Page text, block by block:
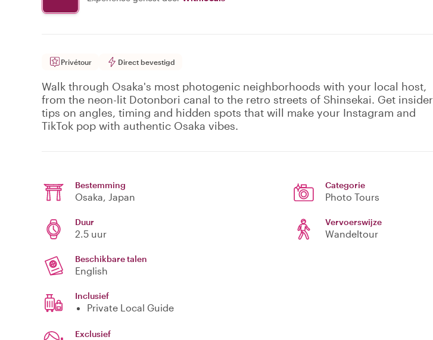
Privétour Direct bevestigd
Walk through Osaka's most photogenic neighborhoods with your local host,
from the neon-lit Dotonbori canal to the retro streets of Shinsekai. Get insider
tips on angles, timing and hidden spots that will make your Instagram and
TikTok pop with authentic Osaka vibes.
Bestemming
Osaka, Japan
Categorie
Photo Tours
Duur
2.5 uur
Vervoerswijze
Wandeltour
Beschikbare talen
English
Inclusief
Private Local Guide
Exclusief